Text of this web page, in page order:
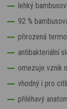
lehký
92 %
přirozená
antibakteriální
omezuje vznik
vhodný i pro
přiléhavý